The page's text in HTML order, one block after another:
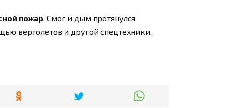
пожар. Смог и дым протянулся
вертолетов и другой спецтехники.